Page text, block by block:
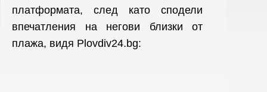
платформата, след като сподели
впечатления на негови близки от
плажа, видя Plovdiv24.bg: